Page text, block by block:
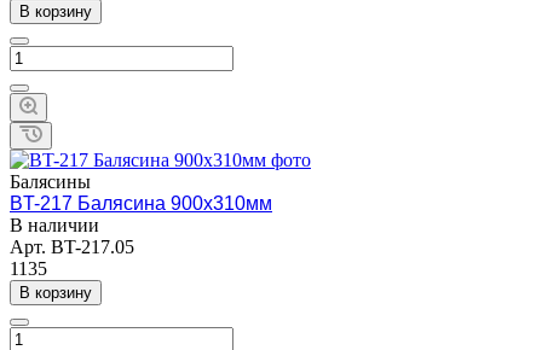
В корзину
Балясины
BT-217 Балясина 900х310мм
В наличии
Арт. BT-217.05
1135
В корзину